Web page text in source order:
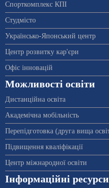
Спорткомплекс КПІ
Студмісто
Українсько-Японський центр
Центр розвитку кар'єри
Офіс інновацій
Можливості освіти
Дистанційна освіта
Академічна мобільність
Перепідготовка (друга вища
Підвищення кваліфікації
Центр міжнародної освіти
Інформаційні ресурси